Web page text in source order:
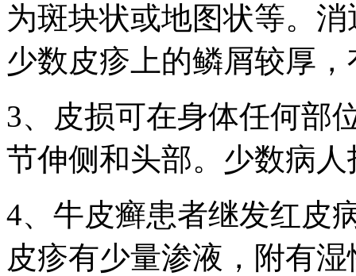
为斑块状或地图状等。
少数皮疹上的鳞屑较厚
3、皮损可在身体任何部
节伸侧和头部。少数病
4、牛皮癣患者继发红皮
皮疹有少量渗液，附有